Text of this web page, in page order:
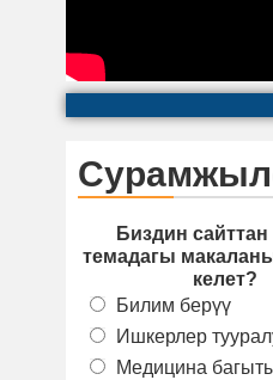
Биздин
темадагы
келет?
Билим берүү
Ишкерлер
Медицина